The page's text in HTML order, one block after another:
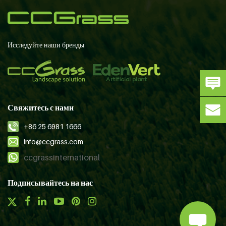
Исследуйте наши бренды
Свяжитесь с нами
+86 25 6981 1666
info@ccgrass.com
ccgrassinternational
Подписывайтесь на нас